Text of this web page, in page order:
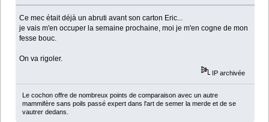
Ce mec était déjà un abruti avant son carton Eric...
je vais m'en occuper la semaine prochaine, moi je m'en cogne de mon
fesse bouc.
On va rigoler.
IP archivée
Le cochon offre de nombreux points de comparaison avec un autre
mammifère sans poils passé expert dans l'art de semer la merde et de se
vautrer dedans.